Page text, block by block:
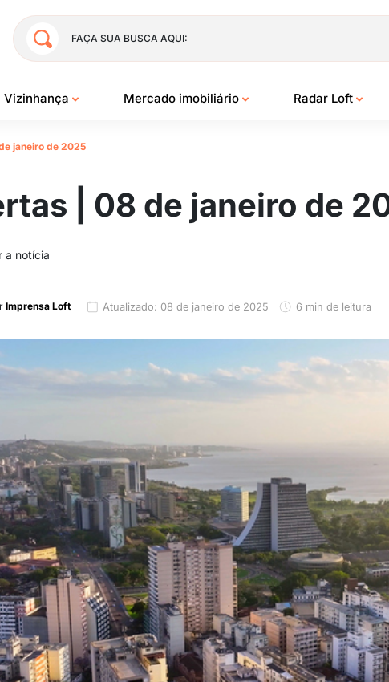
FAÇA SUA BUSCA AQUI:
Vizinhança Mercado imobiliário Radar Loft
janeiro de 2025
| 08 de janeiro de
a notícia
Imprensa Loft Atualizado: 08 de janeiro de 2025 6 min de leitura